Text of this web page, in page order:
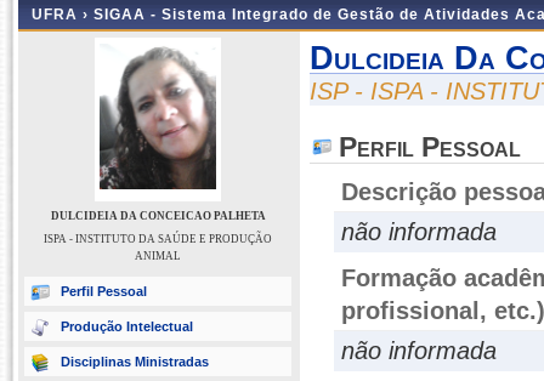
UFRA › SIGAA - Sistema Integrado de Gestão de Atividades
DULCIDEIA DA CONCEICAO PALHETA
ISPA - INSTITUTO DA SAÚDE E PRODUÇÃO
ANIMAL
Perfil Pessoal
Produção Intelectual
Disciplinas Ministradas
Dulcideia Da
ISP - ISPA -
Perfil Pessoal
Descrição
não informada
Formação
profissional, etc.)
não informada